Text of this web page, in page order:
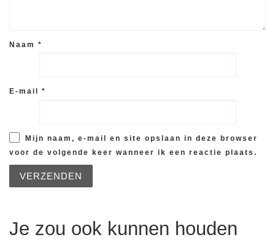
Naam *
E-mail *
Mijn naam, e-mail en site opslaan in deze browser
voor de volgende keer wanneer ik een reactie plaats.
Je zou ook kunnen houden